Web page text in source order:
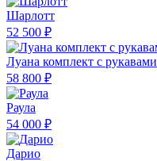
Шарлотт
52 500 ₽
Луана комплект с рукавами
58 800 ₽
Раула
54 000 ₽
Дарио